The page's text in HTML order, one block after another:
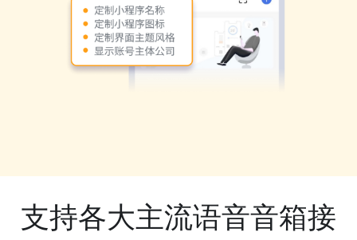
支持各大主流语音音箱接